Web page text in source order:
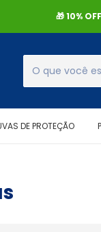
🎁 10%
DE PROTEÇÃO